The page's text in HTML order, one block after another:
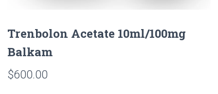
Trenbolon Acetate 10ml/100mg
Balkam
$600.00